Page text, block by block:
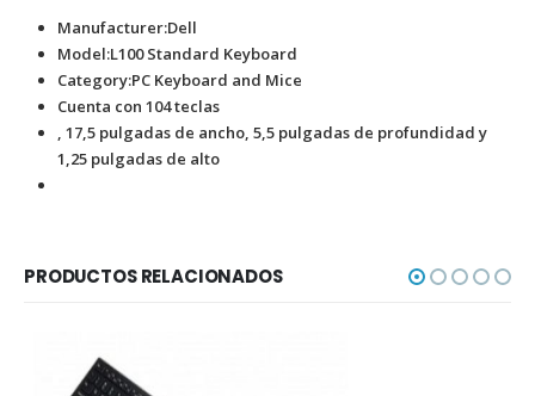
Manufacturer:Dell
Model:L100 Standard Keyboard
Category:PC Keyboard and Mice
Cuenta con 104 teclas
, 17,5 pulgadas de ancho, 5,5 pulgadas de profundidad y
1,25 pulgadas de alto
PRODUCTOS RELACIONADOS